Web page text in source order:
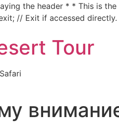
the header * * This is
// Exit if accessed
Tour